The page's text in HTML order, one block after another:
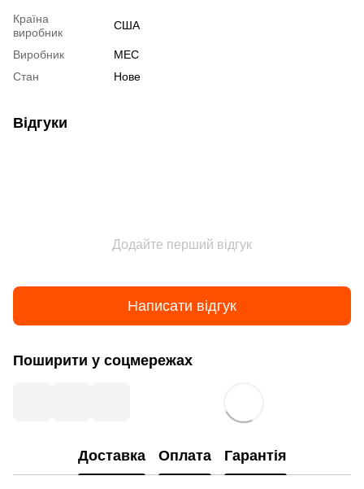
Країна
виробник
США
Виробник
MEC
Стан
Нове
Відгуки
Додайте перший відгук
Написати відгук
Поширити у соцмережах
Доставка Оплата Гарантія